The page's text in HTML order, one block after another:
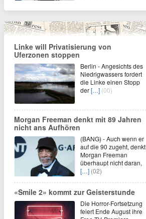
Linke will Privatisierung von
Uferzonen stoppen
Berlin - Angesichts des
Niedrigwassers fordert
die Linke einen Stopp
der[…] (00)
Morgan Freeman denkt mit 89 Jahren
nicht ans Aufhören
(BANG) - Auch wenn er
auf die 90 zugeht, denkt
Morgan Freeman
überhaupt nicht daran,
[…] (02)
«Smile 2» kommt zur Geisterstunde
Die Horror-Fortsetzung
feiert Ende August ihre